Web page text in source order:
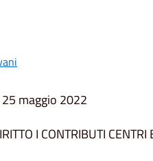
maggio 2022
I CONTRIBUTI